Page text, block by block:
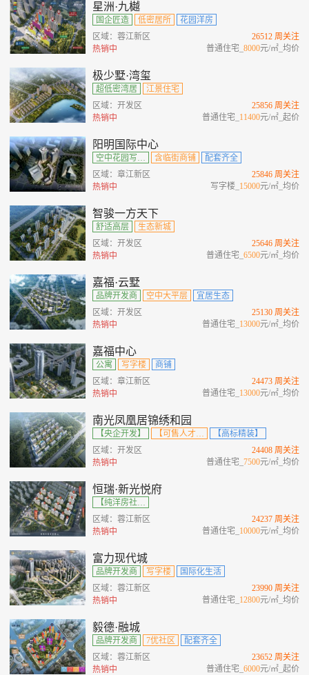
星洲·九樾
国企匠造 低密居所
花园洋房
区域：蓉江新区
热销中
26512 周关注
普通住宅_8000元/㎡_均价
极少墅·湾玺
超低密湾居
江景住宅
区域：开发区
热销中
25856 周关注
普通住宅_ 11400元/㎡_起价
阳明国际中心
空中花园写字楼 含临街商铺
配套齐全
区域：章江新区
热销中
25846 周关注
写字楼_ 15000元/㎡_均价
智骏一方天下
舒适高层
生态新城
区域：开发区
热销中
25646 周关注
普通住宅_6500元/㎡_均价
嘉福·云墅
品牌开发商 空中大平层
宜居生态
区域：开发区
热销中
25130 周关注
普通住宅_ 13000元/㎡_均价
嘉福中心
公寓 写字楼
商铺
区域：章江新区
热销中
24473 周关注
普通住宅_ 13000元/㎡_均价
南光凤凰居锦绣和园
【央企开发】 【可售人才房】
【高标精装】
区域：开发区
热销中
24408 周关注
普通住宅_7500元/㎡_均价
恒瑞·新光悦府
【纯洋房社区】【改善楼盘】【毛坯交付】【超大景观阳台 】【私享电梯厅】
区域：蓉江新区
热销中
24237 周关注
普通住宅_ 10000元/㎡_均价
富力现代城
品牌开发商 写字楼
国际化生活
区域：蓉江新区
热销中
23990 周关注
普通住宅_ 12800元/㎡_均价
毅德·融城
品牌开发商 7优社区
配套齐全
区域：蓉江新区
热销中
23652 周关注
普通住宅_6000元/㎡_起价